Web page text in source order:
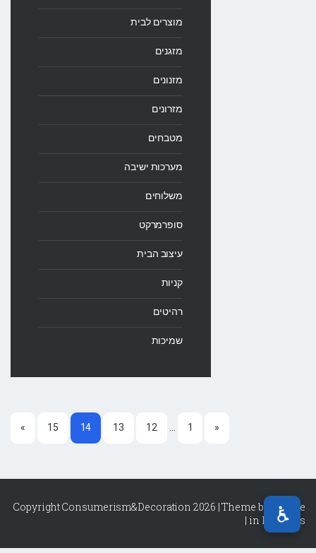
מוצרים לבית
מזגנים
מזנונים
מזרונים
מטבחים
מערכות ישיבה
משלוחים
סופרמרקט
עיצוב הבית
קניות
רהיטים
שמיכות
«
1
…
12
13
14
15
»
Copyright Consumerism&Decoration 2026 | Theme by
Theme
in Progress
|